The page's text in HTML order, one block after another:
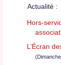
Actualité :
Hors-
L’Écran